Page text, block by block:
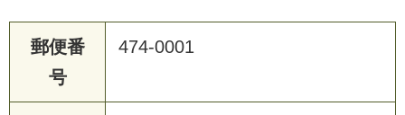
郵便番
号
474-0001